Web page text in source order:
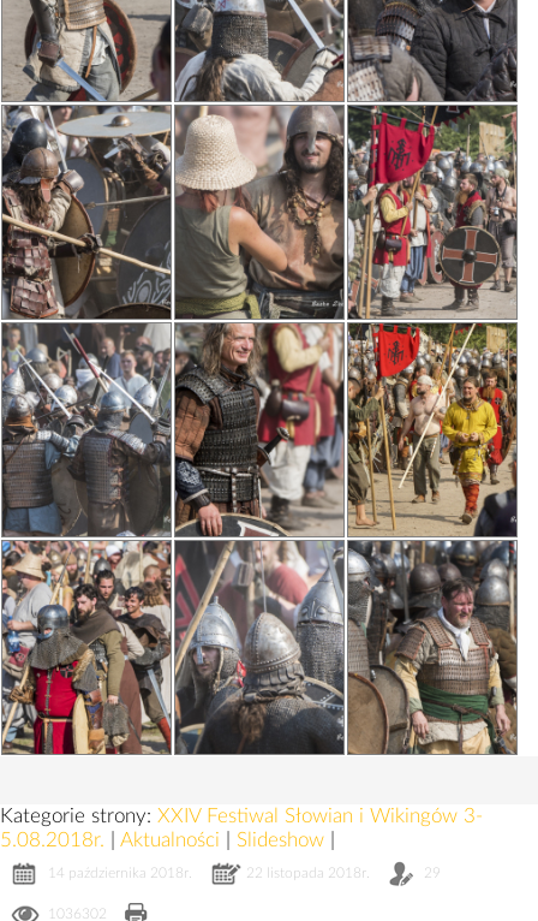
Kategorie strony: XXIV Festiwal Słowian i Wikingów 3-
5.08.2018r.
Aktualności Slideshow
14 października 2018r. 22 listopada 2018r. 29
1036302